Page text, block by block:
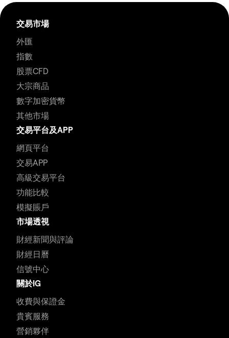
交易市場
外匯
指數
股票CFD
大宗商品
數字加密貨幣
其他市場
交易平台及APP
網頁平台
交易APP
高級交易平台
功能比較
模擬賬戶
市場透視
財經新聞與評論
財經日曆
信號中心
關於IG
收費與保證金
貴賓服務
營銷夥伴